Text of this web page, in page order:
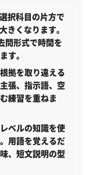
標）
る気がしない」
択科目の片方で
きくなります。
問形式で時間を
す。
拠を取り違える
張、指示語、空
練習を重ねま
ベルの知識を使
用語を覚えるだ
、短文説明の型